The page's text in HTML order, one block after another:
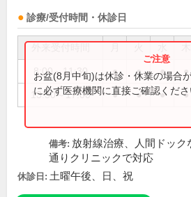
診療/受付時間・休診日
8:00～11:30 ● ● ● ●
13:30～17:00 ● ● ● ●
お盆(8月中旬)は休診・休業の場合
に必ず医療機関に直接ご確認くださ
備考: 放射線治療、人間ドック
通りクリニックで対応
休診日: 土曜午後、日、祝